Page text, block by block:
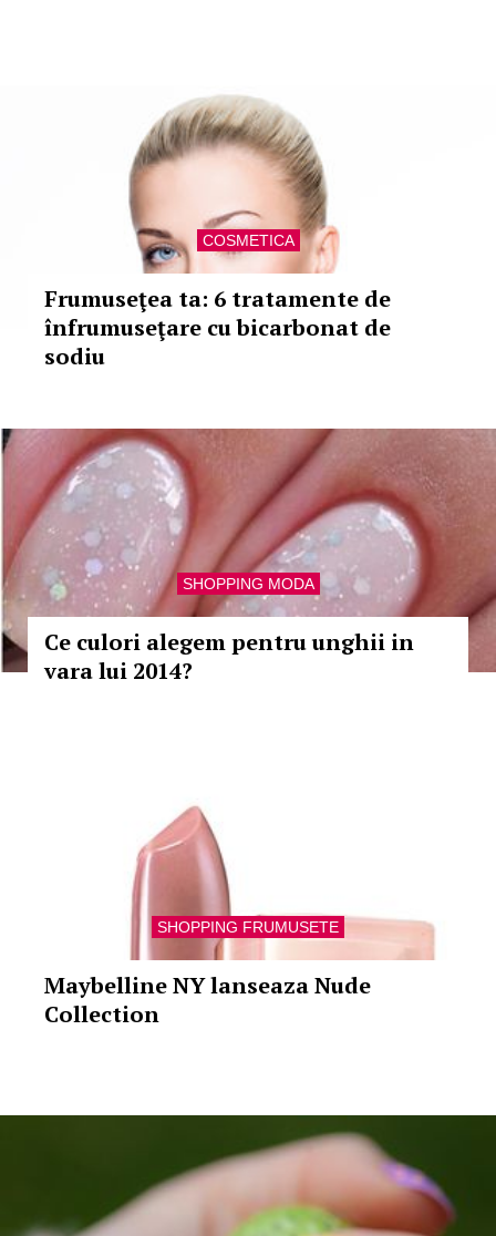
COSMETICA
Frumuseţea ta: 6 tratamente de
înfrumuseţare cu bicarbonat de
sodiu
SHOPPING MODA
Ce culori alegem pentru unghii in
vara lui 2014?
SHOPPING FRUMUSETE
Maybelline NY lanseaza Nude
Collection